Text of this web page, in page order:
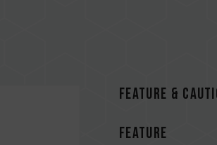
FEATURE &
FEATURE